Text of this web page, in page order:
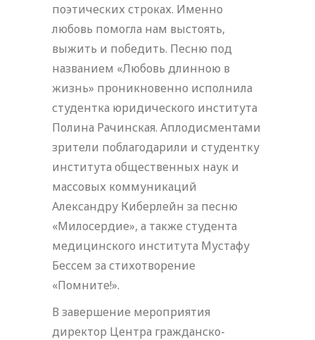
поэтических строках. Именно
любовь помогла нам выстоять,
выжить и победить. Песню под
названием «Любовь длинною в
жизнь» проникновенно исполнила
студентка юридического института
Полина Рачинская. Аплодисментами
зрители поблагодарили и студентку
института общественных наук и
массовых коммуникаций
Александру Киберлейн за песню
«Милосердие», а также студента
медицинского института Мустафу
Бессем за стихотворение
«Помните!».
В завершение мероприятия
директор Центра гражданско-